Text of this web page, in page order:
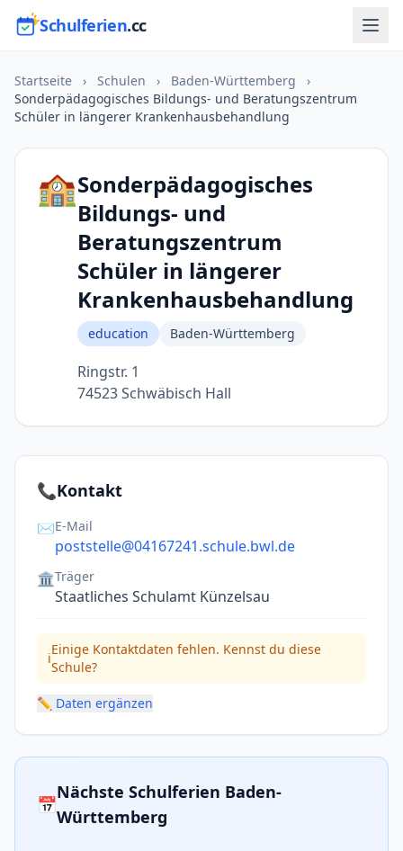
Schulferien.cc
Startseite › Schulen › Baden-Württemberg
›
Sonderpädagogisches Bildungs- und Beratungszentrum
Schüler in längerer Krankenhausbehandlung
🏫Sonderpädagogisches
Bildungs- und
Beratungszentrum
Schüler in längerer
Krankenhausbehandlung
education Baden-Württemberg
Ringstr. 1
74523 Schwäbisch Hall
📞Kontakt
✉️E-Mail
poststelle@04167241.schule.bwl.de
🏛️Träger
Staatliches Schulamt Künzelsau
ℹ️
Einige Kontaktdaten fehlen. Kennst du diese
Schule?
✏️ Daten ergänzen
📅
Nächste Schulferien Baden-
Württemberg